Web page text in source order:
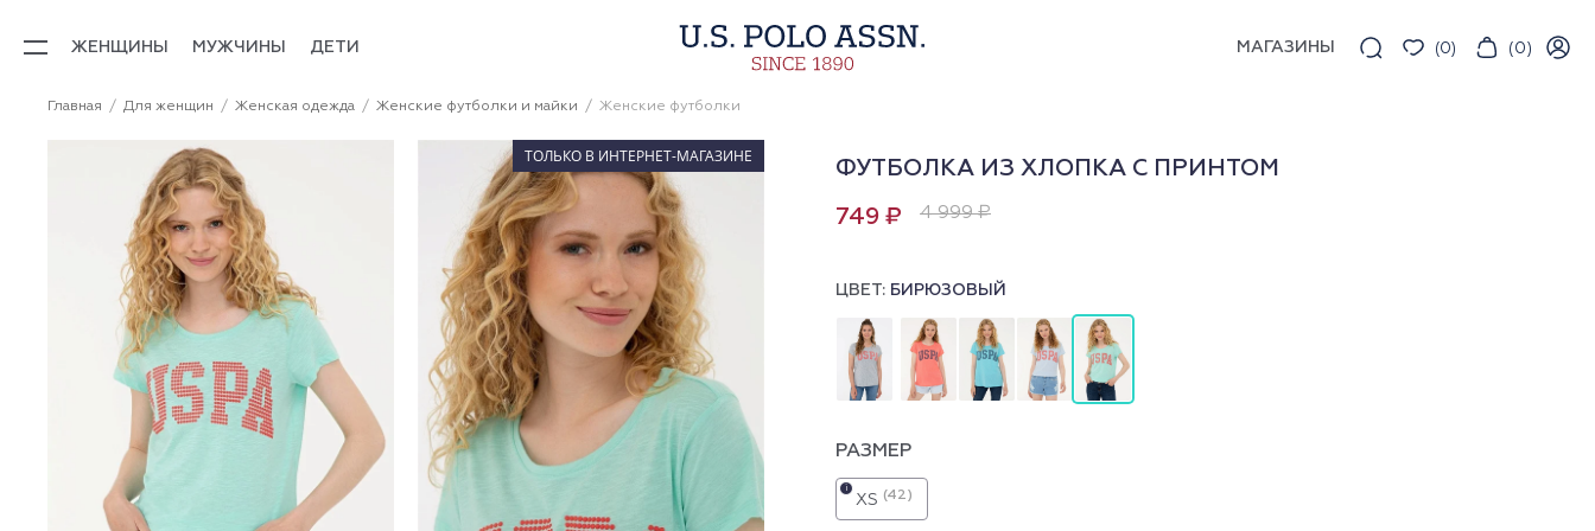
ЖЕНЩИНЫ МУЖЧИНЫ ДЕТИ МАГАЗИНЫ (0) (0)
Главная Для женщин Женская одежда Женские футболки и майки Женские футболки
ТОЛЬКО В ИНТЕРНЕТ-МАГАЗИНЕ
ФУТБОЛКА ИЗ ХЛОПКА С ПРИНТОМ
749 ₽ 4 999 ₽
ЦВЕТ: БИРЮЗОВЫЙ
РАЗМЕР
XS (42)
i